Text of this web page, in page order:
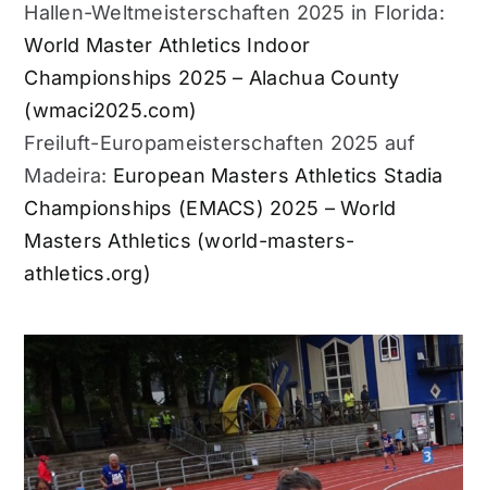
Hallen-Weltmeisterschaften 2025 in Florida:
World Master Athletics Indoor
Championships 2025 – Alachua County
(wmaci2025.com)
Freiluft-Europameisterschaften 2025 auf
Madeira: European Masters Athletics Stadia
Championships (EMACS) 2025 – World
Masters Athletics (world-masters-
athletics.org)